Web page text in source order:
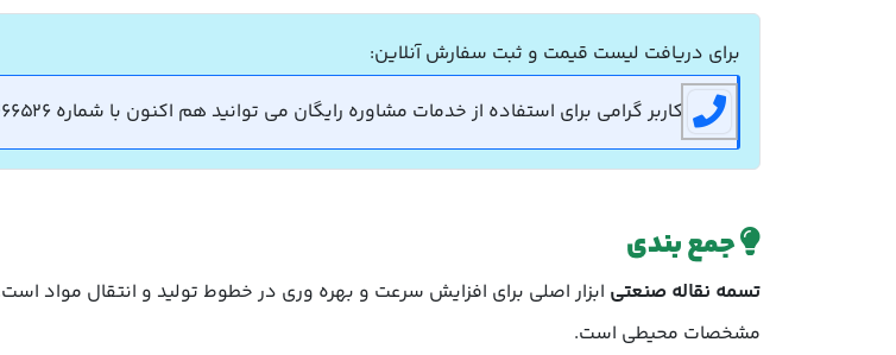
برای دریافت لیست قیمت و ثبت سفارش آنلاین:
کاربر گرامی برای استفاده از خدمات مشاوره رایگان می توانید هم اکنون با شماره 09121466526 تماس حاصل فرمایید.
جمع بندی
تسمه نقاله صنعتی ابزار اصلی برای افزایش سرعت و بهره وری در خطوط تولید و انتقال مواد
مشخصات محیطی است.